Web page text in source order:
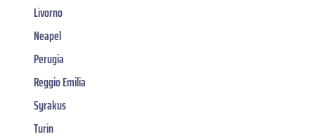
Livorno
Neapel
Perugia
Reggio Emilia
Syrakus
Turin